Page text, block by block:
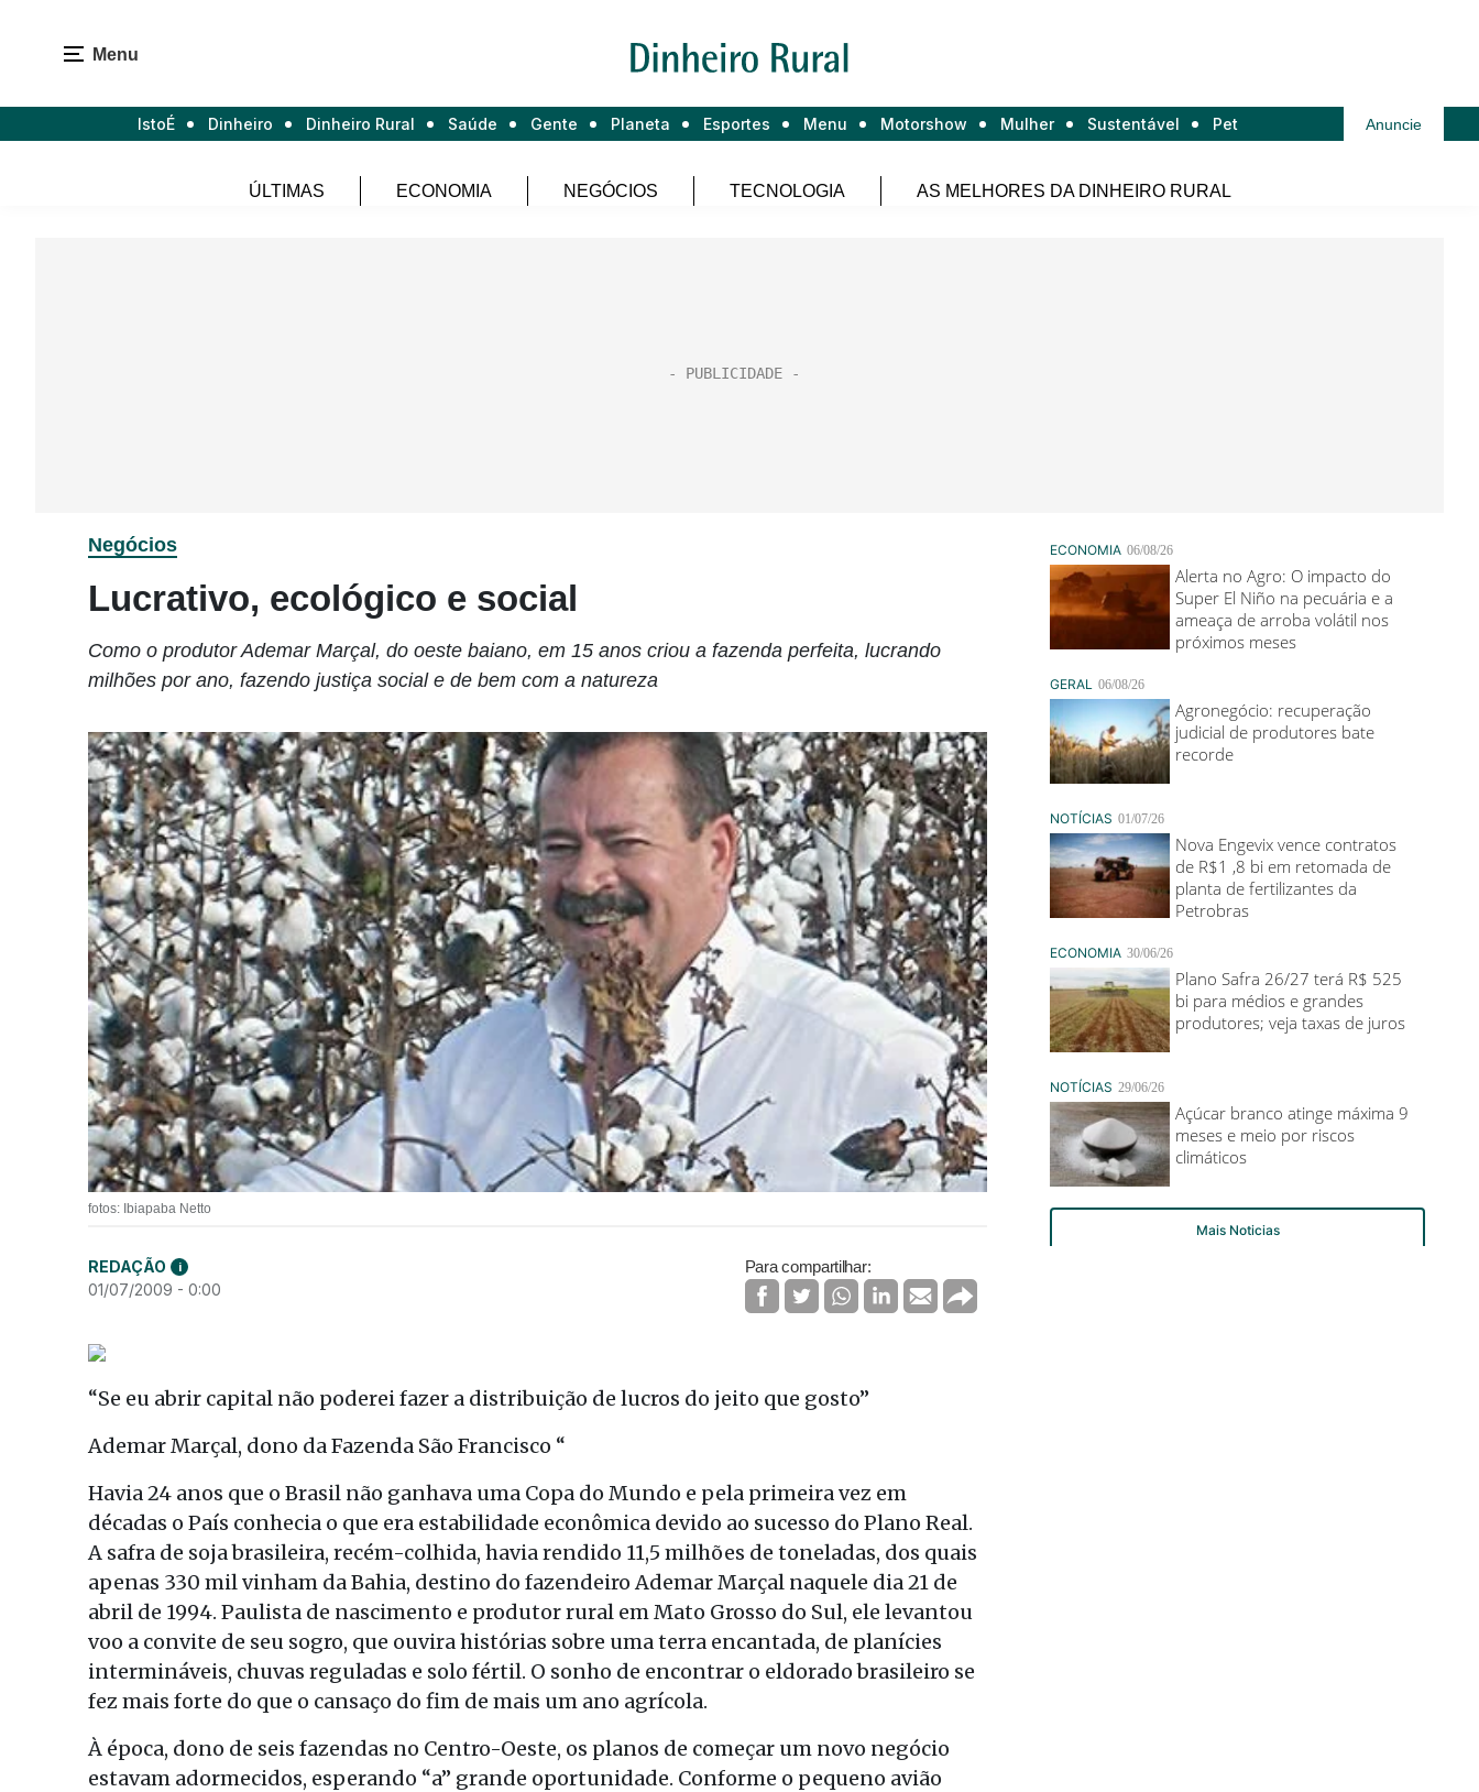
Menu
IstoÉ Dinheiro Dinheiro Rural Saúde Gente Planeta Esportes Menu Motorshow Mulher Sustentável Pet Anuncie
ÚLTIMAS ECONOMIA NEGÓCIOS TECNOLOGIA AS MELHORES DA DINHEIRO RURAL
Negócios
Lucrativo, ecológico e social
Como o produtor Ademar Marçal, do oeste baiano, em 15 anos criou a fazenda perfeita, lucrando
milhões por ano, fazendo justiça social e de bem com a natureza
fotos: Ibiapaba Netto
REDAÇÃO i
01/07/2009 - 0:00
Para compartilhar:
“Se eu abrir capital não poderei fazer a distribuição de lucros do jeito que gosto”
Ademar Marçal, dono da Fazenda São Francisco “
Havia 24 anos que o Brasil não ganhava uma Copa do Mundo e pela primeira vez em
décadas o País conhecia o que era estabilidade econômica devido ao sucesso do Plano Real.
A safra de soja brasileira, recém-colhida, havia rendido 11,5 milhões de toneladas, dos quais
apenas 330 mil vinham da Bahia, destino do fazendeiro Ademar Marçal naquele dia 21 de
abril de 1994. Paulista de nascimento e produtor rural em Mato Grosso do Sul, ele levantou
voo a convite de seu sogro, que ouvira histórias sobre uma terra encantada, de planícies
intermináveis, chuvas reguladas e solo fértil. O sonho de encontrar o eldorado brasileiro se
fez mais forte do que o cansaço do fim de mais um ano agrícola.
À época, dono de seis fazendas no Centro-Oeste, os planos de começar um novo negócio
estavam adormecidos, esperando “a” grande oportunidade. Conforme o pequeno avião